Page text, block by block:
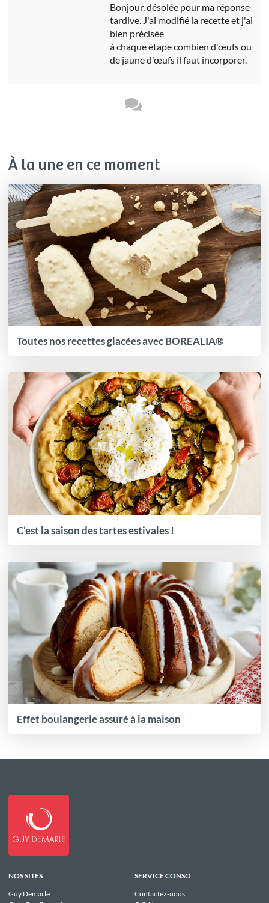
Bonjour, désolée pour ma réponse
tardive. J'ai modifié la recette et j'ai
bien précisée
à chaque étape combien d'œufs ou
de jaune d'œufs il faut incorporer.
À la une en ce moment
Toutes nos recettes glacées avec BOREALIA®
C’est la saison des tartes estivales !
Effet boulangerie assuré à la maison
NOS SITES
Guy Demarle
SERVICE CONSO
Contactez-nous